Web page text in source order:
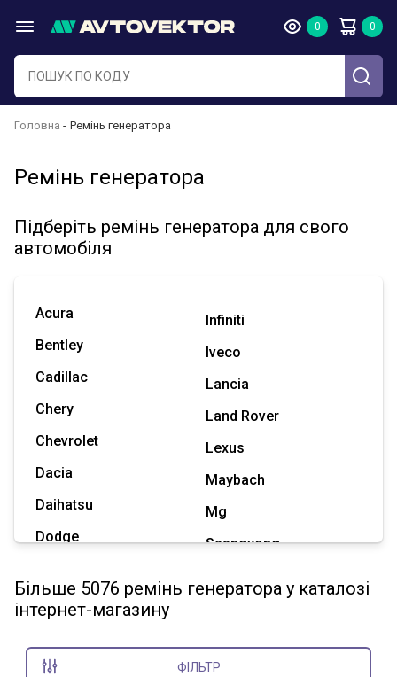
Головна Ремінь генератора
Ремінь генератора
Підберіть ремінь генератора для свого
автомобіля
Acura
Bentley
Cadillac
Chery
Chevrolet
Dacia
Daihatsu
Dodge
Great Wall
Hummer
Infiniti
Iveco
Lancia
Land Rover
Lexus
Maybach
Mg
Ssangyong
Більше 5076 ремінь генератора у каталозі
інтернет-магазину
ФІЛЬТР